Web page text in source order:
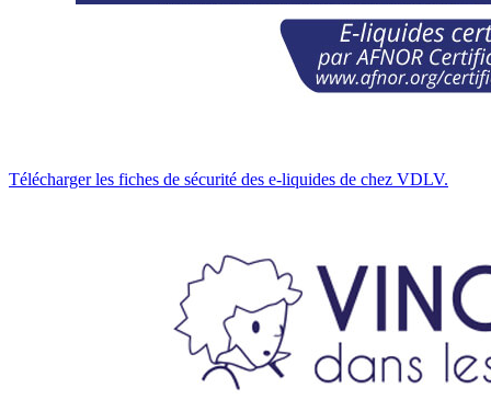
Télécharger les fiches de sécurité des e-liquides de chez VDLV.